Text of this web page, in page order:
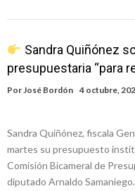
Sandra Quiñónez
presupuestaria “para
PorJosé Bordón 4 octubre,
Sandra Quiñónez, fiscala
martes su presupuesto
Comisión Bicameral de
diputado Arnaldo